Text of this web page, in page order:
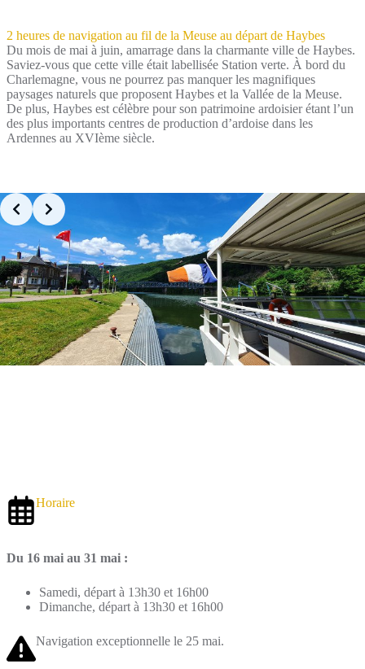
2 heures de navigation au fil de la Meuse au départ de Haybes
Du mois de mai à juin, amarrage dans la charmante ville de Haybes.
Saviez-vous que cette ville était labellisée Station verte. À bord du
Charlemagne, vous ne pourrez pas manquer les magnifiques
paysages naturels que proposent Haybes et la Vallée de la Meuse.
De plus, Haybes est célèbre pour son patrimoine ardoisier étant l’un
des plus importants centres de production d’ardoise dans les
Ardennes au XVIème siècle.
Horaire
Du 16 mai au 31 mai :
Samedi, départ à 13h30 et 16h00
Dimanche, départ à 13h30 et 16h00
Navigation exceptionnelle le 25 mai.